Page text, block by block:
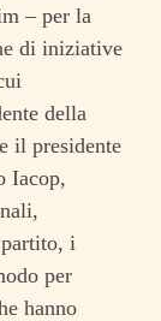
– per la
di iniziative
della
il presidente
Iacop,
i
per
hanno